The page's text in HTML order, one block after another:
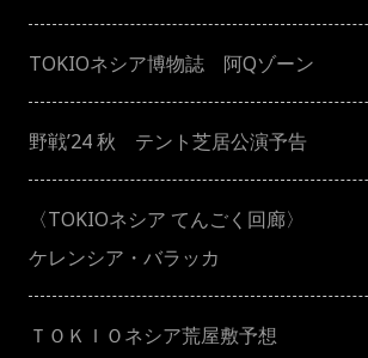
TOKIOネシア博物誌 阿Qゾーン
野戦’24 秋 テント芝居公演予告
〈TOKIOネシア てんごく回廊〉
ケレンシア・バラッカ
ＴＯＫＩＯネシア荒屋敷予想